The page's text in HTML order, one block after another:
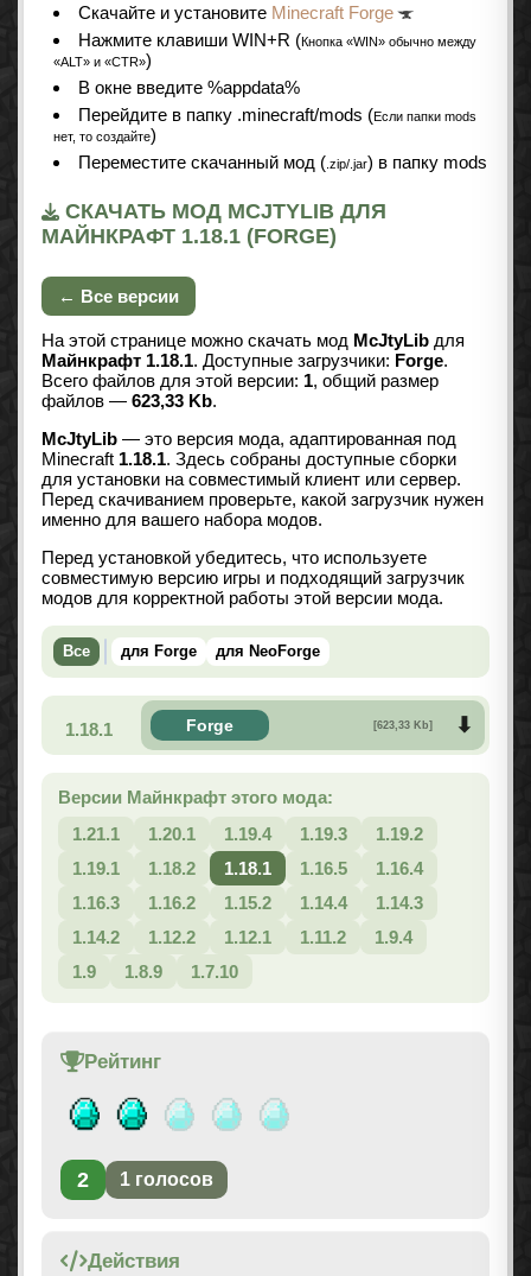
Cкачайте и установите Minecraft Forge
Нажмите клавиши WIN+R (Кнопка «WIN» обычно между
«ALT» и «CTR»)
В окне введите %appdata%
Перейдите в папку .minecraft/mods (Если папки mods
нет, то создайте)
Переместите скачанный мод ( .zip/.jar) в папку mods
СКАЧАТЬ МОД MCJTYLIB ДЛЯ
МАЙНКРАФТ 1.18.1 (FORGE)
← Все версии
На этой странице можно скачать мод McJtyLib для
Майнкрафт 1.18.1. Доступные загрузчики: Forge.
Всего файлов для этой версии: 1, общий размер
файлов — 623,33 Kb.
McJtyLib — это версия мода, адаптированная под
Minecraft 1.18.1. Здесь собраны доступные сборки
для установки на совместимый клиент или сервер.
Перед скачиванием проверьте, какой загрузчик нужен
именно для вашего набора модов.
Перед установкой убедитесь, что используете
совместимую версию игры и подходящий загрузчик
модов для корректной работы этой версии мода.
Все для Forge для NeoForge
1.18.1 Forge [623,33 Kb]
Версии Майнкрафт этого мода:
1.21.1
1.20.1 1.19.4 1.19.3
1.19.2
1.19.1
1.18.2 1.18.1 1.16.5
1.16.4
1.16.3
1.16.2 1.15.2 1.14.4
1.14.3
1.14.2
1.12.2 1.12.1 1.11.2
1.9.4
1.9
1.8.9 1.7.10
Рейтинг
2 1 голосов
Действия